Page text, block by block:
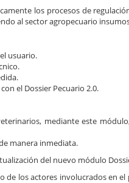
los procesos de
al sector agropecuario
usuario.
el Dossier Pecuario 2.0.
mediante este
manera inmediata.
del nuevo módulo
los actores involucrados en